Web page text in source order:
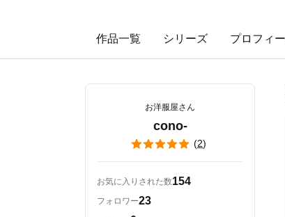
作品一覧 シリーズ プロフィ
お洋服屋さん
cono-
(2)
お気に入りされた数154
フォロワー23